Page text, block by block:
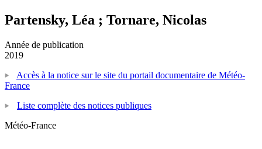
Partensky, Léa ; Tornare, Nicolas
Année de publication
2019
Accès à la notice sur le site du portail documentaire de Météo-
France
Liste complète des notices publiques
Météo-France